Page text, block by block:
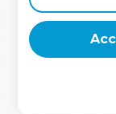
Tous ceux qui
sur lui et virent
© Société biblique